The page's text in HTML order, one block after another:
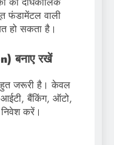
फंडामेंटल वाली
हो सकता है।
बनाए रखें
बहुत जरूरी है। केवल
बैंकिंग, ऑटो,
करें।